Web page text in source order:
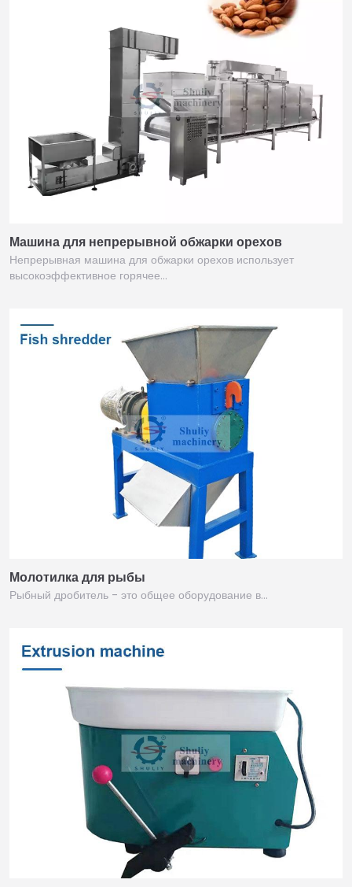
Машина для непрерывной обжарки орехов
Непрерывная машина для обжарки орехов использует
высокоэффективное горячее…
Молотилка для рыбы
Рыбный дробитель - это общее оборудование в…